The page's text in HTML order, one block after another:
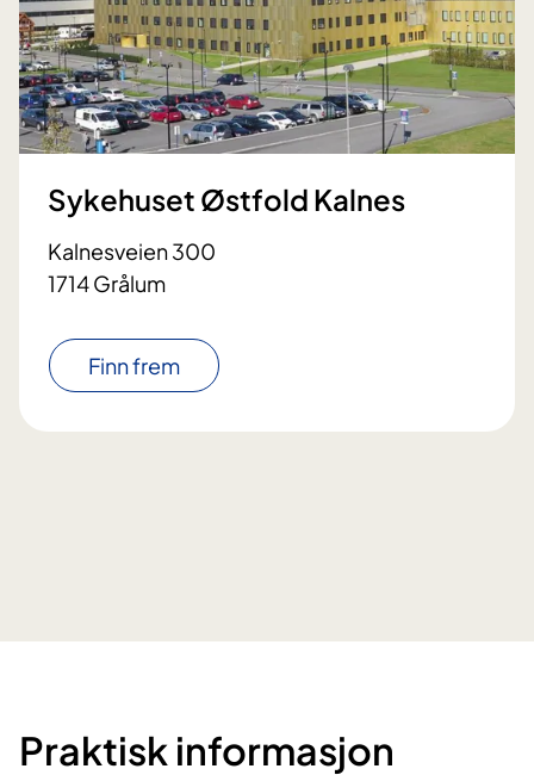
Sykehuset Østfold Kalnes
Kalnesveien 300
1714 Grålum
Finn frem
Praktisk informasjon